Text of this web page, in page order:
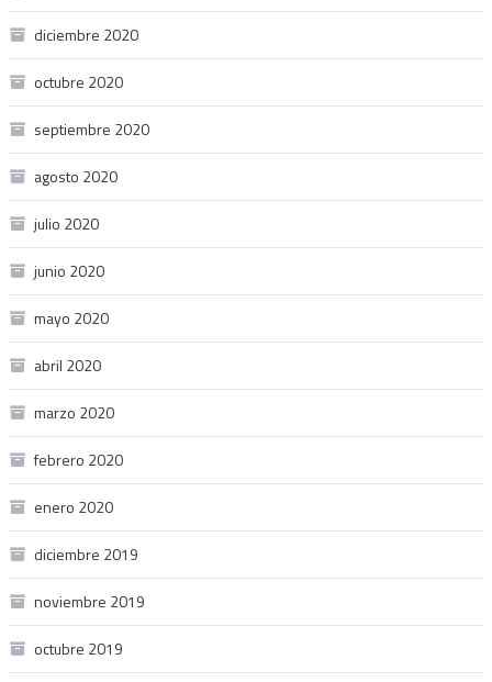
diciembre 2020
octubre 2020
septiembre 2020
agosto 2020
julio 2020
junio 2020
mayo 2020
abril 2020
marzo 2020
febrero 2020
enero 2020
diciembre 2019
noviembre 2019
octubre 2019